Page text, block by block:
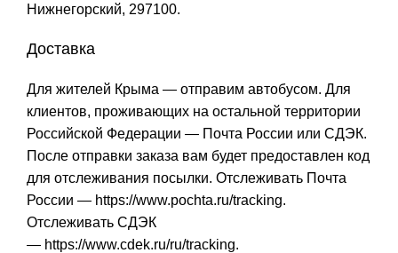
Нижнегорский, 297100.
Доставка
Для жителей Крыма — отправим автобусом. Для
клиентов, проживающих на остальной территории
Российской Федерации — Почта России или СДЭК.
После отправки заказа вам будет предоставлен код
для отслеживания посылки. Отслеживать Почта
России — https://www.pochta.ru/tracking.
Отслеживать СДЭК
— https://www.cdek.ru/ru/tracking.